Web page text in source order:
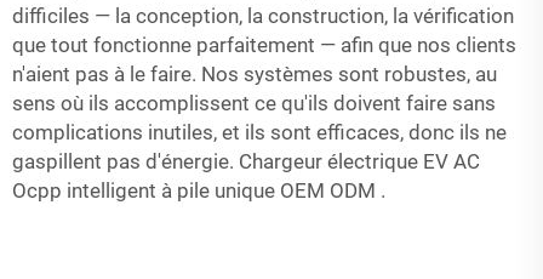
difficiles — la conception, la construction, la vérification
que tout fonctionne parfaitement — afin que nos clients
n'aient pas à le faire. Nos systèmes sont robustes, au
sens où ils accomplissent ce qu'ils doivent faire sans
complications inutiles, et ils sont efficaces, donc ils ne
gaspillent pas d'énergie. Chargeur électrique EV AC
Ocpp intelligent à pile unique OEM ODM .